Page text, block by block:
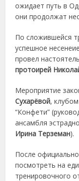
ожидает путь в
они продолжат
По сложившейся
успешное
провел
протоирей
Мероприятие
Сухарёвой,
“Конфети”
ансамбля
Ирина Терземан).
После
посмотреть на
тренировочного